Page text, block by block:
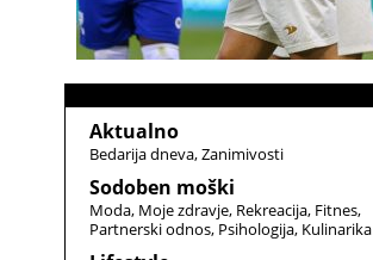
Aktualno
Bedarija dneva Zanimivosti
Sodoben moški
Moda Moje zdravje Rekreacija Fitnes
Partnerski odnos Psihologija Kulinarika